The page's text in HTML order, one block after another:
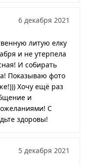
6 декабря 2021
литую елку
и не утерпела
И собирать
Показываю фото
Хочу ещё раз
и
С
здоровы!
5 декабря 2021